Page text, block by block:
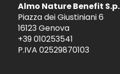
Almo Nature Benefit
Piazza dei Giustiniani 6
16123 Genova
+39 010253541
P.IVA 02529870103